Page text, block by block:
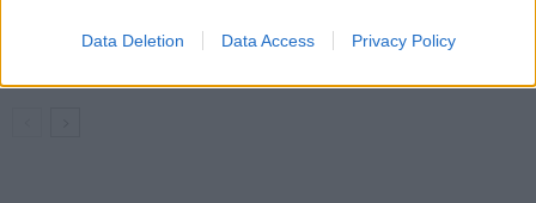
Data Deletion Data Access Privacy Policy
Obce nově získají body i za předcházení